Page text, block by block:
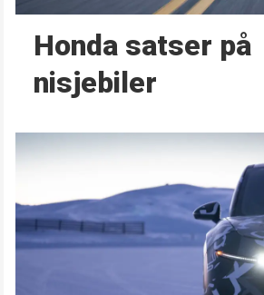
Honda satser på
nisjebiler